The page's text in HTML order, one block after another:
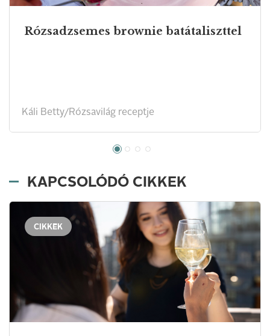
Rózsadzsemes brownie batátaliszttel
Káli Betty/Rózsavilág receptje
KAPCSOLÓDÓ CIKKEK
CIKKEK